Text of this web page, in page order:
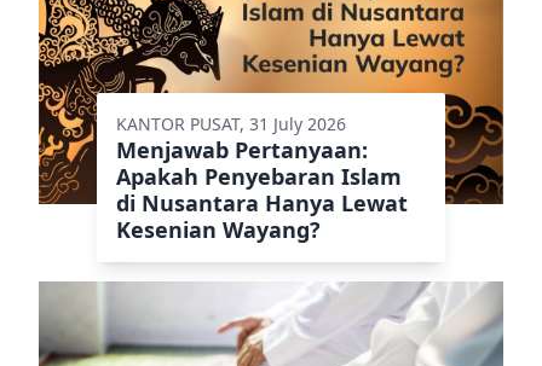
KANTOR PUSAT, 31 July 2026
Menjawab Pertanyaan:
Apakah Penyebaran Islam
di Nusantara Hanya Lewat
Kesenian Wayang?